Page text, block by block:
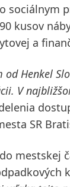
sociálnym
kusov
a
od Henkel
V
SR
mestskej